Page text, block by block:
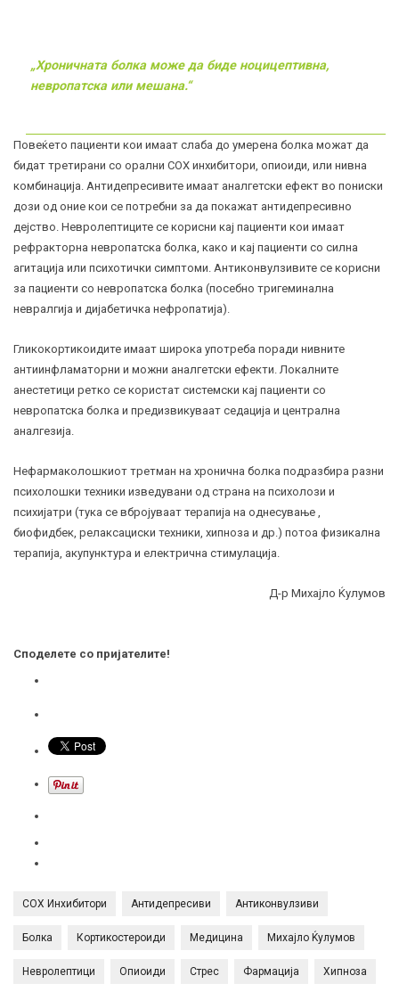
„Хроничната болка може да биде ноцицептивна,
невропатска или мешана.“
Повеќето пациенти кои имаат слаба до умерена болка можат да
бидат третирани со орални COX инхибитори, опиоиди, или нивна
комбинација. Антидепресивите имаат аналгетски ефект во пониски
дози од оние кои се потребни за да покажат антидепресивно
дејство. Невролептиците се корисни кај пациенти кои имаат
рефракторна невропатска болка, како и кај пациенти со силна
агитација или психотички симптоми. Антиконвулзивите се корисни
за пациенти со невропатска болка (посебно тригеминална
невралгија и дијабетичка нефропатија).
Гликокортикоидите имаат широка употреба поради нивните
антиинфламаторни и можни аналгетски ефекти. Локалните
анестетици ретко се користат системски кај пациенти со
невропатска болка и предизвикуваат седација и централна
аналгезија.
Нефармаколошкиот третман на хронична болка подразбира разни
психолошки техники изведувани од страна на психолози и
психијатри (тука се вбројуваат терапија на однесување ,
биофидбек, релаксациски техники, хипноза и др.) потоа физикална
терапија, акупунктура и електрична стимулација.
Д-р Михајло Ќулумов
Споделете со пријателите!
COX Инхибитори Антидепресиви Антиконвулзиви
Болка Кортикостероиди Медицина Михајло Ќулумов
Невролептици Опиоиди Стрес Фармација Хипноза